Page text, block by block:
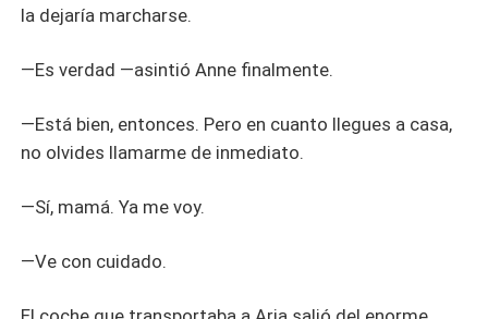
la dejaría marcharse.
—Es verdad —asintió Anne finalmente.
—Está bien, entonces. Pero en cuanto llegues a casa,
no olvides llamarme de inmediato.
—Sí, mamá. Ya me voy.
—Ve con cuidado.